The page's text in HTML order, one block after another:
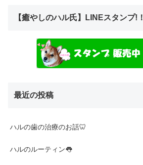
【癒やしのハル氏】LINEスタンプ!！
最近の投稿
ハルの歯の治療のお話🦷
ハルのルーティン👅